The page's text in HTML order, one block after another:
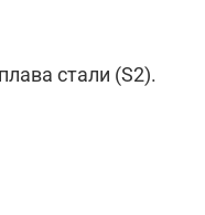
стали (S2).